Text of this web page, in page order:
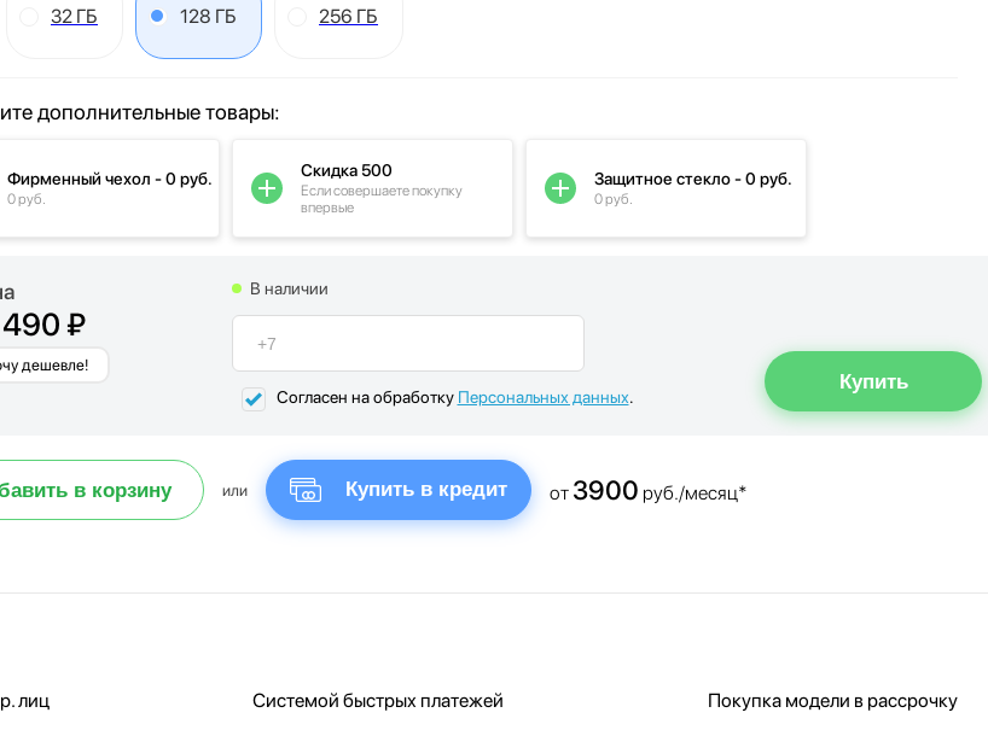
32 ГБ 128 ГБ 256 ГБ
₽
дешевле!
В наличии
Согласен на обработку Персональных данных.
в корзину или Купить в кредит от 3900 руб./месяц*
дополнительные товары:
Фирменный чехол - 0 руб.
0 руб.
Скидка 500
Если совершаете покупку
впервые
Защитное стекло - 0 руб.
0 руб.
лиц Системой быстрых платежей Покупка модели в рассрочку